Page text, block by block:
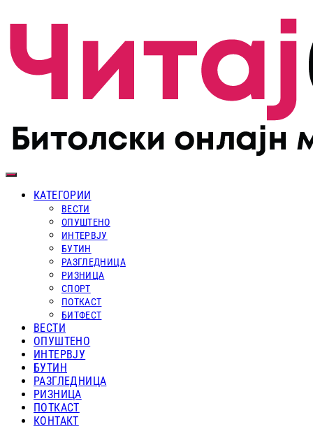
КАТЕГОРИИ
ВЕСТИ
ОПУШТЕНО
ИНТЕРВЈУ
БУТИН
РАЗГЛЕДНИЦА
РИЗНИЦА
СПОРТ
ПОТКАСТ
БИТФЕСТ
ВЕСТИ
ОПУШТЕНО
ИНТЕРВЈУ
БУТИН
РАЗГЛЕДНИЦА
РИЗНИЦА
ПОТКАСТ
КОНТАКТ